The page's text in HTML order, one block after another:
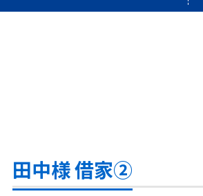
田中様 借家②